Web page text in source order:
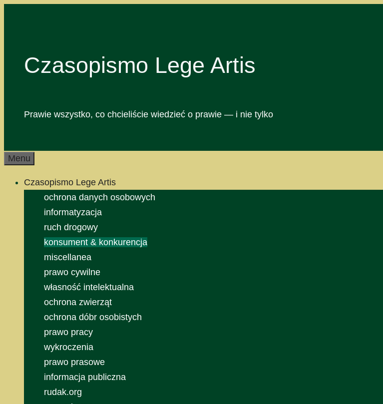
Czasopismo Lege Artis
Prawie wszystko, co chcieliście wiedzieć o prawie — i nie tylko
Menu
Czasopismo Lege Artis
ochrona danych osobowych
informatyzacja
ruch drogowy
konsument & konkurencja
miscellanea
prawo cywilne
własność intelektualna
ochrona zwierząt
ochrona dóbr osobistych
prawo pracy
wykroczenia
prawo prasowe
informacja publiczna
rudak.org